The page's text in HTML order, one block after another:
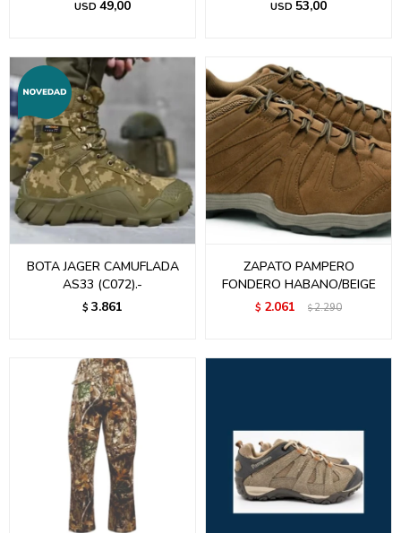
USD 49,00 USD 53,00
BOTA JAGER CAMUFLADA
AS33 (C072).-
$ 3.861
ZAPATO PAMPERO
FONDERO HABANO/BEIGE
$ 2.061 $2.290